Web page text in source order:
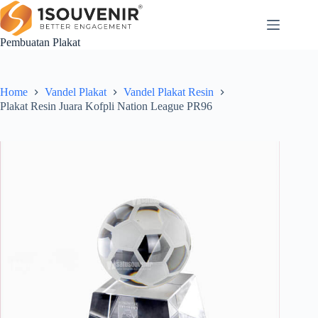
Skip
to
content
Pembuatan Plakat
Home Vandel Plakat
Vandel Plakat Resin
Plakat Resin Juara Kofpli Nation League PR96